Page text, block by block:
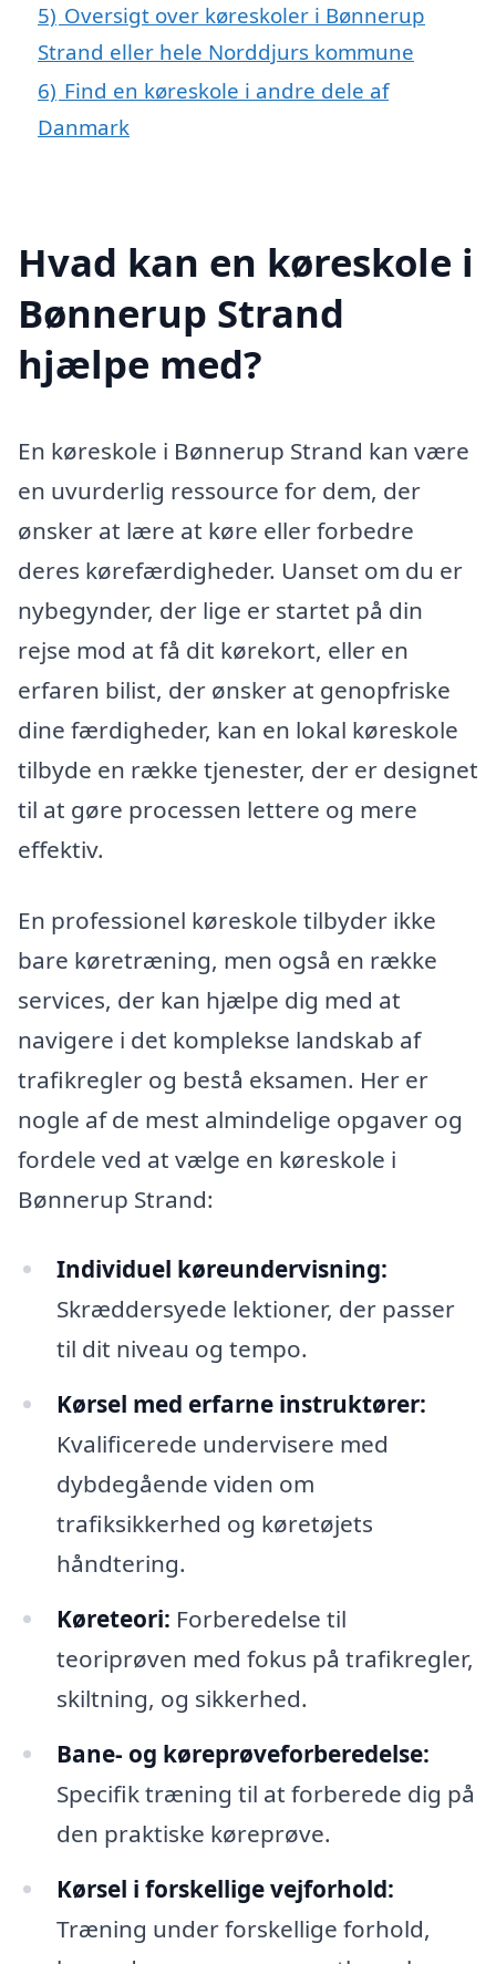
5) Oversigt over køreskoler i Bønnerup
Strand eller hele Norddjurs kommune
6) Find en køreskole i andre dele af
Danmark
Hvad kan en køreskole i
Bønnerup Strand
hjælpe med?
En køreskole i Bønnerup Strand kan være
en uvurderlig ressource for dem, der
ønsker at lære at køre eller forbedre
deres kørefærdigheder. Uanset om du er
nybegynder, der lige er startet på din
rejse mod at få dit kørekort, eller en
erfaren bilist, der ønsker at genopfriske
dine færdigheder, kan en lokal køreskole
tilbyde en række tjenester, der er designet
til at gøre processen lettere og mere
effektiv.
En professionel køreskole tilbyder ikke
bare køretræning, men også en række
services, der kan hjælpe dig med at
navigere i det komplekse landskab af
trafikregler og bestå eksamen. Her er
nogle af de mest almindelige opgaver og
fordele ved at vælge en køreskole i
Bønnerup Strand:
Individuel køreundervisning:
Skræddersyede lektioner, der passer
til dit niveau og tempo.
Kørsel med erfarne instruktører:
Kvalificerede undervisere med
dybdegående viden om
trafiksikkerhed og køretøjets
håndtering.
Køreteori: Forberedelse til
teoriprøven med fokus på trafikregler,
skiltning, og sikkerhed.
Bane- og køreprøveforberedelse:
Specifik træning til at forberede dig på
den praktiske køreprøve.
Kørsel i forskellige vejforhold:
Træning under forskellige forhold,